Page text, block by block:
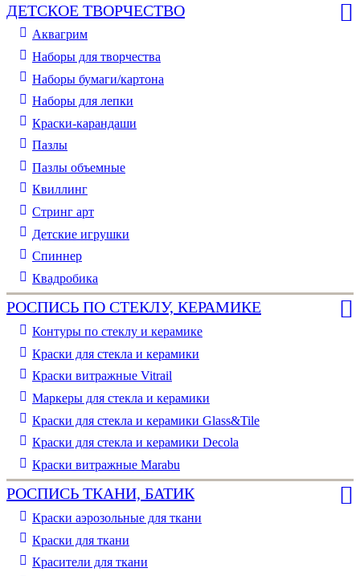
ДЕТСКОЕ ТВОРЧЕСТВО
Аквагрим
Наборы для творчества
Наборы бумаги/картона
Наборы для лепки
Краски-карандаши
Пазлы
Пазлы объемные
Квиллинг
Стринг арт
Детские игрушки
Спиннер
Квадробика
РОСПИСЬ ПО СТЕКЛУ, КЕРАМИКЕ
Контуры по стеклу и керамике
Краски для стекла и керамики
Краски витражные Vitrail
Маркеры для стекла и керамики
Краски для стекла и керамики Glass&Tile
Краски для стекла и керамики Decola
Краски витражные Marabu
РОСПИСЬ ТКАНИ, БАТИК
Краски аэрозольные для ткани
Краски для ткани
Красители для ткани